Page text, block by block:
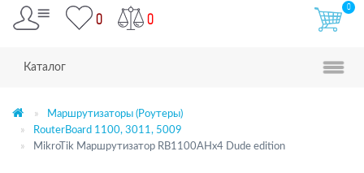
0 0
0
Каталог
Маршрутизаторы (Роутеры)
RouterBoard 1100, 3011, 5009
MikroTik Маршрутизатор RB1100AHx4 Dude edition